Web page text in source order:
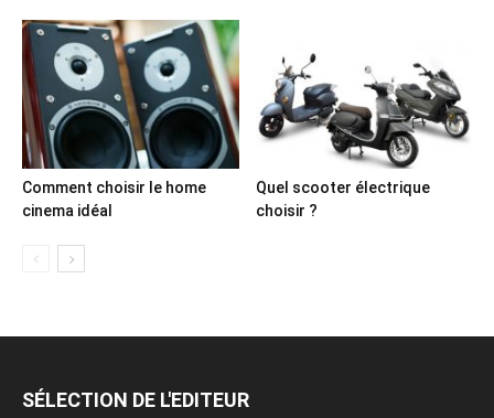
Comment choisir le home
cinema idéal
Quel scooter électrique
choisir ?
SÉLECTION DE L'EDITEUR